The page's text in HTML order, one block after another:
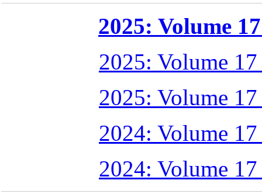
2025: Volume
2025: Volume
2025: Volume
2024: Volume
2024: Volume